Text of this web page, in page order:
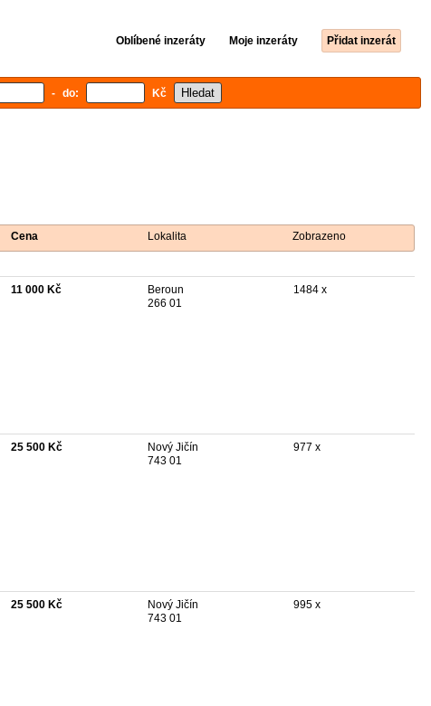
Oblíbené inzeráty Moje inzeráty Přidat inzerát
- do: Kč
Cena Lokalita Zobrazeno
11 000 Kč
Beroun
266 01
1484 x
25 500 Kč
Nový Jičín
743 01
977 x
25 500 Kč
Nový Jičín
743 01
995 x